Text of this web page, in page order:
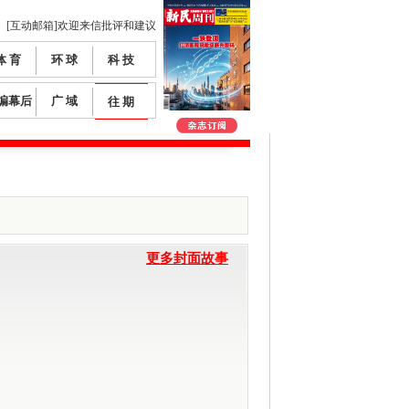
[互动邮箱]欢迎来信批评和建议
育 环 球 科 技
幕后 广 域 往 期
更多封面故事